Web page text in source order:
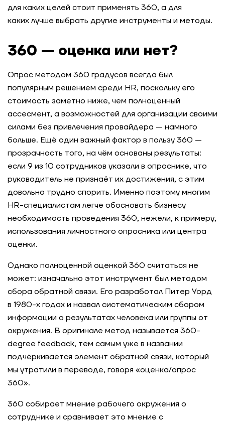
для каких целей стоит применять 360, а для
каких лучше выбрать другие инструменты и методы.
360 — оценка или нет?
Опрос методом 360 градусов всегда был
популярным решением среди HR, поскольку его
стоимость заметно ниже, чем полноценный
ассесмент, а возможностей для организации своими
силами без привлечения провайдера — намного
больше. Ещё один важный фактор в пользу 360 —
прозрачность того, на чём основаны результаты:
если 9 из 10 сотрудников указали в опроснике, что
руководитель не признаёт их достижения, с этим
довольно трудно спорить. Именно поэтому многим
HR-специалистам легче обосновать бизнесу
необходимость проведения 360, нежели, к примеру,
использования личностного опросника или центра
оценки.
Однако полноценной оценкой 360 считаться не
может: изначально этот инструмент был методом
сбора обратной связи. Его разработал Питер Уорд
в 1980-х годах и назвал систематическим сбором
информации о результатах человека или группы от
окружения. В оригинале метод называется 360-
degree feedback, тем самым уже в названии
подчёркивается элемент обратной связи, который
мы утратили в переводе, говоря «оценка/опрос
360».
360 собирает мнение рабочего окружения о
сотруднике и сравнивает это мнение с